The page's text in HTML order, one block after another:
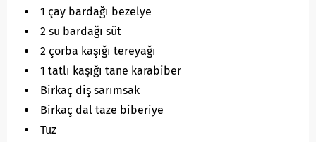
1 çay bardağı bezelye
2 su bardağı süt
2 çorba kaşığı tereyağı
1 tatlı kaşığı tane karabiber
Birkaç diş sarımsak
Birkaç dal taze biberiye
Tuz